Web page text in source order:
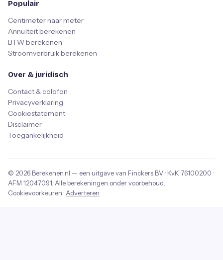
Populair
Centimeter naar meter
Annuïteit berekenen
BTW berekenen
Stroomverbruik berekenen
Over & juridisch
Contact & colofon
Privacyverklaring
Cookiestatement
Disclaimer
Toegankelijkheid
© 2026 Berekenen.nl — een uitgave van Finckers B.V. · KvK 76100200 ·
AFM 12047091 . Alle berekeningen onder voorbehoud.
Cookievoorkeuren · Adverteren